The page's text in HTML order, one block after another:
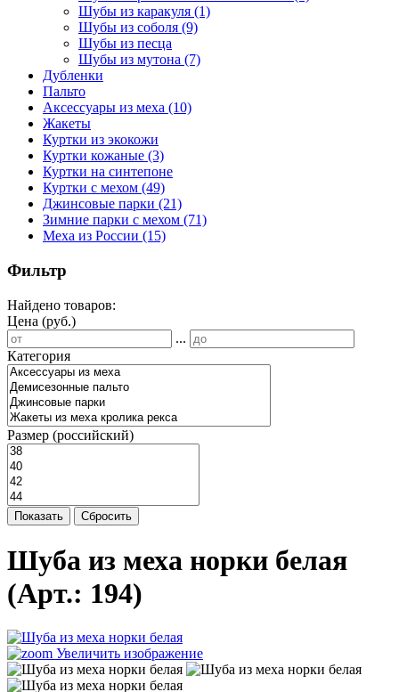
Шубы из каракуля (1)
Шубы из соболя (9)
Шубы из песца
Шубы из мутона (7)
Дубленки
Пальто
Аксессуары из меха (10)
Жакеты
Куртки из экокожи
Куртки кожаные (3)
Куртки на синтепоне
Куртки с мехом (49)
Джинсовые парки (21)
Зимние парки с мехом (71)
Меха из России (15)
Фильтр
Найдено товаров:
Цена (руб.)
...
Категория
Размер (российский)
Показать Сбросить
Шуба из меха норки белая
(Арт.: 194)
Увеличить изображение